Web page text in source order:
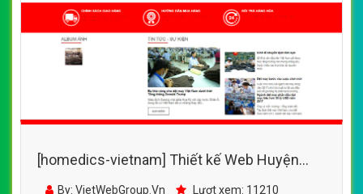
[homedics-vietnam] Thiết kế Web Huyện
Ứng Hòa - vhhthread.vn
By: VietWebGroup.Vn Lượt xem: 11210